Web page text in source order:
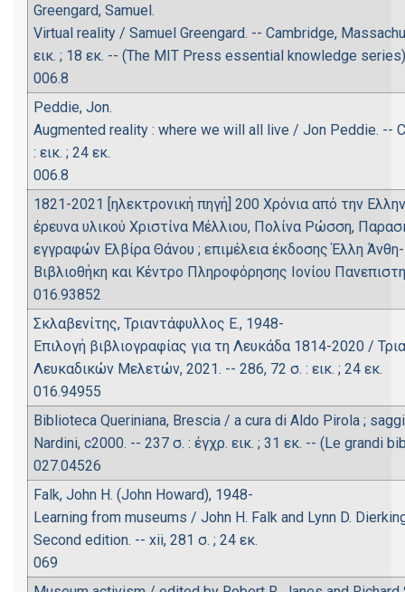
Greengard, Samuel.
Virtual reality / Samuel Greengard. -- Cambridge,
εικ. ; 18 εκ. -- (The MIT Press essential knowledge series)
006.8
Peddie, Jon.
Augmented reality : where we will all live / Jon Peddie. --
: εικ. ; 24 εκ.
006.8
1821-2021 [ηλεκτρονική πηγή] 200 Χρόνια από την
έρευνα υλικού Χριστίνα Μέλλιου, Πολίνα Ρώσση,
εγγραφών Ελβίρα Θάνου ; επιμέλεια έκδοσης Έλλη
Βιβλιοθήκη και Κέντρο Πληροφόρησης Ιονίου
016.93852
Σκλαβενίτης, Τριαντάφυλλος Ε., 1948-
Επιλογή βιβλιογραφίας για τη Λευκάδα 1814-2020 /
Λευκαδικών Μελετών, 2021. -- 286, 72 σ. : εικ. ; 24 εκ.
016.94955
Biblioteca Queriniana, Brescia / a cura di Aldo Pirola ;
Nardini, c2000. -- 237 σ. : έγχρ. εικ. ; 31 εκ. -- (Le grandi
027.04526
Falk, John H. (John Howard), 1948-
Learning from museums / John H. Falk and Lynn D.
Second edition. -- xii, 281 σ. ; 24 εκ.
069